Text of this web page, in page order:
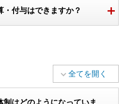
・付与はできますか？
全てを開く
制はどのようになっていま